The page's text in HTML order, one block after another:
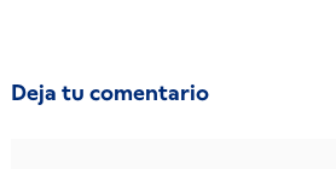
Deja tu comentario